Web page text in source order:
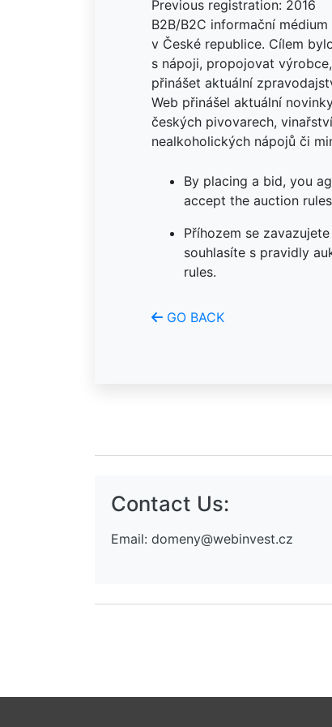
Previous registration: 2016
B2B/B2C informační
v České republice. Cílem
s nápoji, propojovat
přinášet aktuální
Web přinášel aktuální
českých pivovarech,
nealkoholických nápojů či
By placing a bid, you
accept the auction
Příhozem se
souhlasíte s pravidly
rules.
GO BACK
Contact Us:
Email: domeny@webinvest.cz